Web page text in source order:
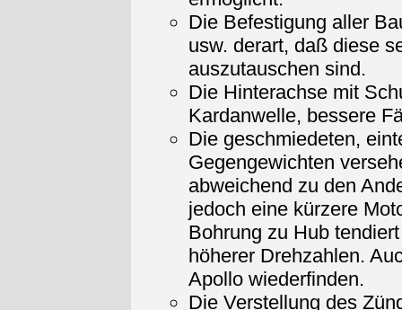
Die Befestigung aller
usw. derart, daß diese
auszutauschen sind.
Die Hinterachse mit
Kardanwelle, bessere
Die geschmiedeten,
Gegengewichten
abweichend zu den
jedoch eine kürzere
Bohrung zu Hub
höherer Drehzahlen.
Apollo wiederfinden.
Die Verstellung des